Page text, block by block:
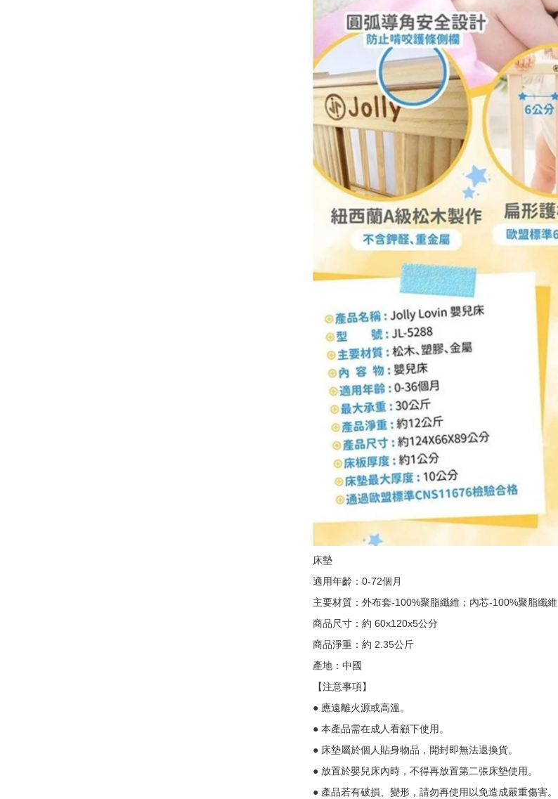
床墊
適用年齡：0-72個月
主要材質：外布套-100%聚脂纖維；內芯-100%聚脂纖維
商品尺寸：約 60x120x5公分
商品淨重：約 2.35公斤
產地：中國
【注意事項】
● 應遠離火源或高溫。
● 本產品需在成人看顧下使用。
● 床墊屬於個人貼身物品，開封即無法退換貨。
● 放置於嬰兒床內時，不得再放置第二張床墊使用。
● 產品若有破損、變形，請勿再使用以免造成嚴重傷害。